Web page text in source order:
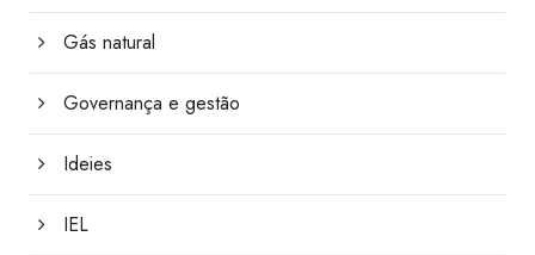
Gás natural
Governança e gestão
Ideies
IEL